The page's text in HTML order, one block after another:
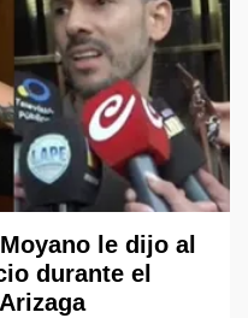
le dijo al
durante el